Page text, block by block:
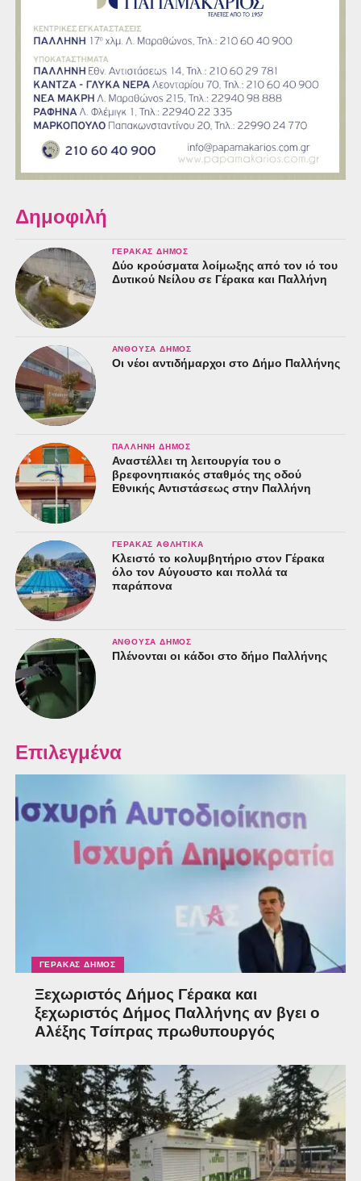
Δημοφιλή
ΓΈΡΑΚΑΣ ΔΉΜΟΣ
Δύο κρούσματα λοίμωξης από τον ιό του
Δυτικού Νείλου σε Γέρακα και Παλλήνη
ΑΝΘΟΎΣΑ ΔΉΜΟΣ
Οι νέοι αντιδήμαρχοι στο Δήμο Παλλήνης
ΠΑΛΛΉΝΗ ΔΉΜΟΣ
Αναστέλλει τη λειτουργία του ο
βρεφονηπιακός σταθμός της οδού
Εθνικής Αντιστάσεως στην Παλλήνη
ΓΈΡΑΚΑΣ ΑΘΛΗΤΙΚΆ
Κλειστό το κολυμβητήριο στον Γέρακα
όλο τον Αύγουστο και πολλά τα
παράπονα
ΑΝΘΟΎΣΑ ΔΉΜΟΣ
Πλένονται οι κάδοι στο δήμο Παλλήνης
Επιλεγμένα
ΓΈΡΑΚΑΣ ΔΉΜΟΣ
Ξεχωριστός Δήμος Γέρακα και
ξεχωριστός Δήμος Παλλήνης αν βγει ο
Αλέξης Τσίπρας πρωθυπουργός